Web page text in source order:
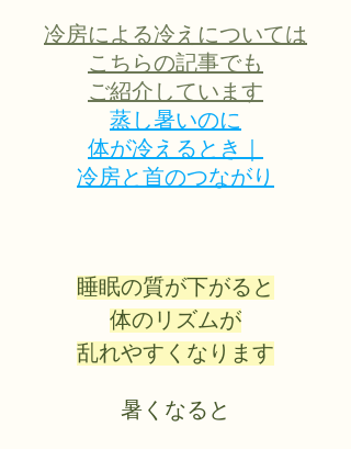
冷房による冷えについては
こちらの記事でも
ご紹介しています
蒸し暑いのに
体が冷えるとき｜
冷房と首のつながり
睡眠の質が下がると
体のリズムが
乱れやすくなります
暑くなると